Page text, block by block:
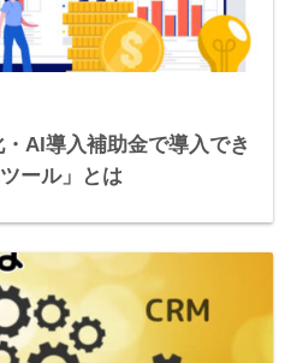
・AI導入補助金で導入でき
ール」とは